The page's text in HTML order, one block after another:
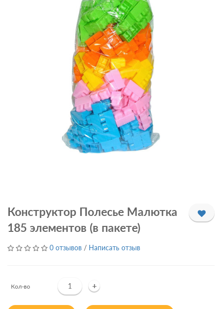
Конструктор Полесье Малютка
185 элементов (в пакете)
0 отзывов / Написать отзыв
Кол-во +